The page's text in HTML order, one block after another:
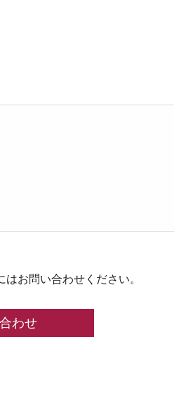
お問い合わせください。
わせ